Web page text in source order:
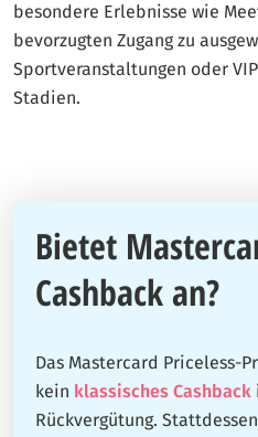
besondere Erlebnisse wie
bevorzugten Zugang zu
Sportveranstaltungen oder
Stadien.
Bietet
Cashback an?
Das Mastercard Priceless-
kein klassisches Cashback
Rückvergütung.